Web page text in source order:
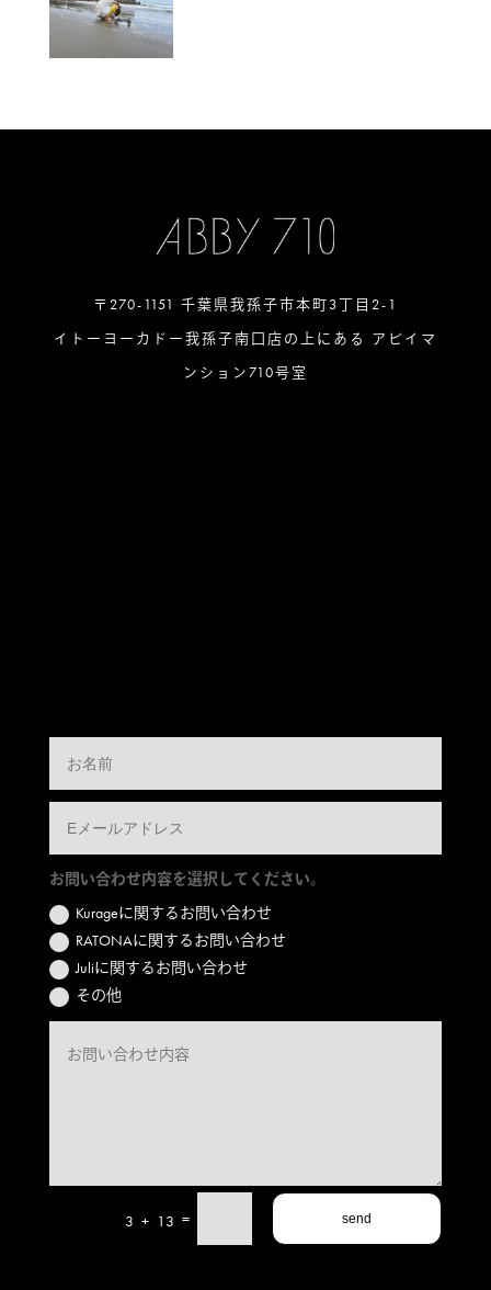
〒270-1151 千葉県我孫子市本町3丁目2-1
イトーヨーカドー我孫子南口店の上にある アビイマ
ンション710号室
お問い合わせ内容を選択してください。
Kurageに関するお問い合わせ
RATONAに関するお問い合わせ
Juliに関するお問い合わせ
その他
3 + 13 = send